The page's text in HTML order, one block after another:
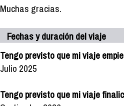
Muchas gracias.
Fechas y duración del viaje
Tengo previsto que mi viaje
Julio 2025
Tengo previsto que mi viaje